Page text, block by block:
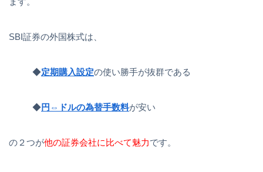
SBI証券の外国株式は、
◆定期購入設定の使い勝手が抜群である
◆円⇔ドルの為替手数料が安い
の２つが他の証券会社に比べて魅力です。